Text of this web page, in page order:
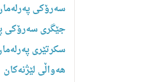
سەرۆکی
جێگری سەرۆکی
سکرتێری
هه‌واڵى لێژنه‌كان